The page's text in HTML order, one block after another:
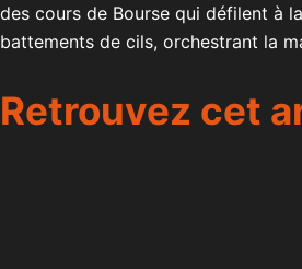
des cours de Bourse qui défilent à
battements de cils, orchestrant la
Retrouvez cet